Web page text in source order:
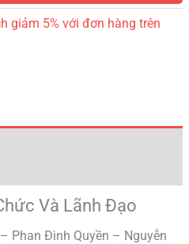
giảm 5% với đơn hàng trên
Và Lãnh Đạo
Phan Đình Quyền – Nguyễn